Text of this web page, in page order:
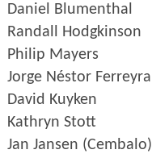
Daniel Blumenthal
Randall Hodgkinson
Philip Mayers
Jorge Néstor Ferreyra
David Kuyken
Kathryn Stott
Jan Jansen (Cembalo)